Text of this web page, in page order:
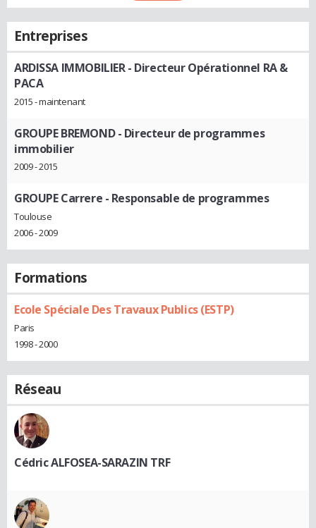
Entreprises
ARDISSA IMMOBILIER- Directeur Opérationnel RA &
PACA
2015 - maintenant
GROUPE BREMOND- Directeur de programmes
immobilier
2009 - 2015
GROUPE Carrere - Responsable de programmes
Toulouse
2006 - 2009
Formations
Ecole Spéciale Des Travaux Publics (ESTP)
Paris
1998 - 2000
Réseau
Cédric ALFOSEA-SARAZIN TRF